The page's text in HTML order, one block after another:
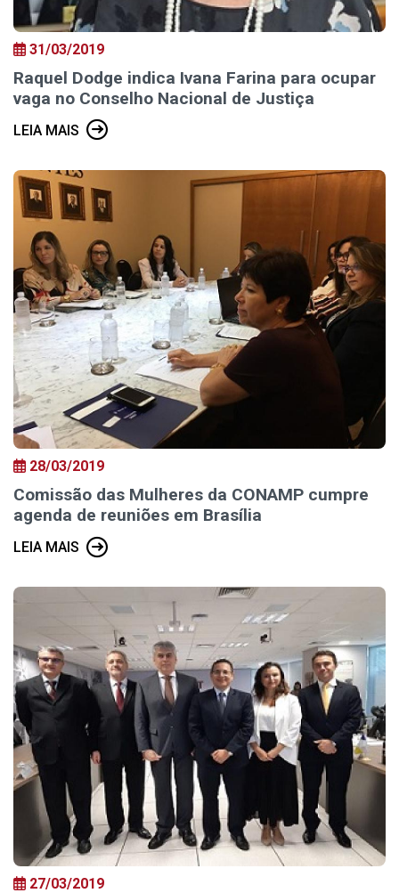
31/03/2019
Raquel Dodge indica Ivana Farina para ocupar
vaga no Conselho Nacional de Justiça
LEIA MAIS
28/03/2019
Comissão das Mulheres da CONAMP cumpre
agenda de reuniões em Brasília
LEIA MAIS
27/03/2019